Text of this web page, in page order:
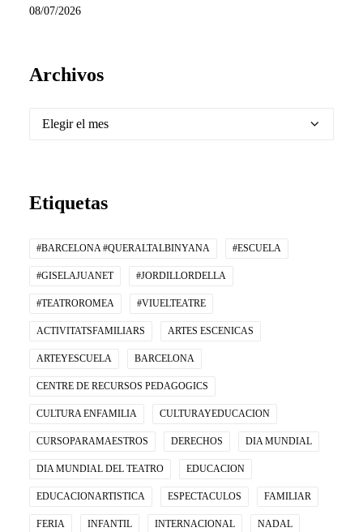
08/07/2026
Archivos
Archivos
Etiquetas
#BARCELONA #QUERALTALBINYANA #ESCUELA
#GISELAJUANET #JORDILLORDELLA
#TEATROROMEA #VIUELTEATRE
ACTIVITATSFAMILIARS ARTES ESCENICAS
ARTEYESCUELA BARCELONA
CENTRE DE RECURSOS PEDAGOGICS
CULTURA ENFAMILIA CULTURAYEDUCACION
CURSOPARAMAESTROS DERECHOS DIA MUNDIAL
DIA MUNDIAL DEL TEATRO EDUCACION
EDUCACIONARTISTICA ESPECTACULOS FAMILIAR
FERIA INFANTIL INTERNACIONAL NADAL